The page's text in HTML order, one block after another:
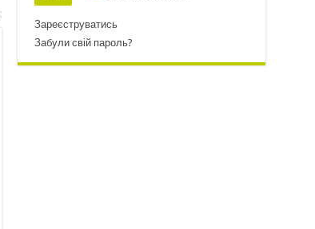
Зареєструватись
Забули свій пароль?